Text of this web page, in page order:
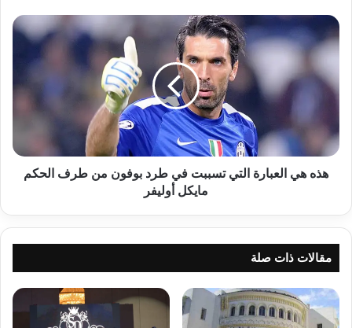
ن
ت
ه
ي
ب
ل
ت
ع
ي
ج
ا
ب
ه
ذ
ه
ي
ع
ب
ي
س
ب
هذه هي العبارة التي تسببت في طرد بوفون من طرف الحكم
مايكل أوليفر
مقالات ذات صلة